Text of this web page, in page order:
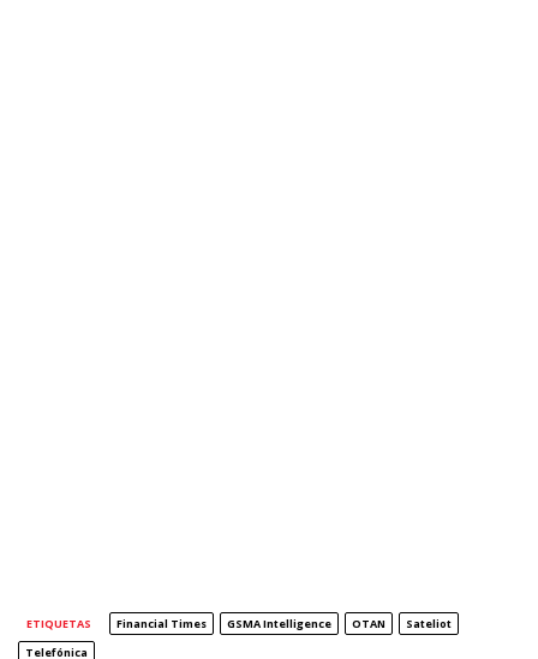
ETIQUETAS Financial Times GSMA Intelligence OTAN
Sateliot
Telefónica